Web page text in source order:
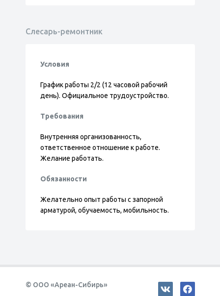
Слесарь-ремонтник
Условия
График работы 2/2 (12 часовой рабочий
день). Официальное трудоустройство.
Требования
Внутренняя организованность,
ответственное отношение к работе.
Желание работать.
Обязанности
Желательно опыт работы с запорной
арматурой, обучаемость, мобильность.
© ООО «Ареан-Сибирь»